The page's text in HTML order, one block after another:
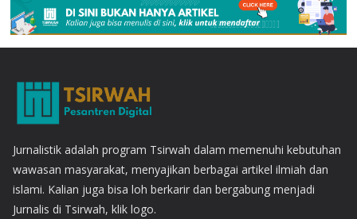
Jurnalistik adalah program Tsirwah dalam memenuhi kebutuhan
wawasan masyarakat, menyajikan berbagai artikel ilmiah dan
islami. Kalian juga bisa loh berkarir dan bergabung menjadi
Jurnalis di Tsirwah, klik logo.